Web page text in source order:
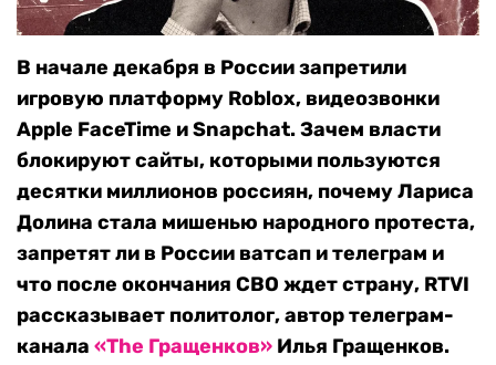
В начале декабря в России запретили
игровую платформу Roblox, видеозвонки
Apple FaceTime и Snapchat. Зачем власти
блокируют сайты, которыми пользуются
десятки миллионов россиян, почему Лариса
Долина стала мишенью народного протеста,
запретят ли в России ватсап и телеграм и
что после окончания СВО ждет страну, RTVI
рассказывает политолог, автор телеграм-
канала «The Гращенков» Илья Гращенков.